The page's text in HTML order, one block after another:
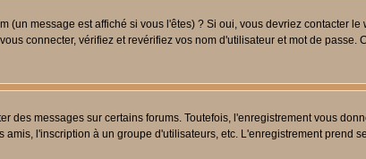
message est affiché si vous l'êtes) ? Si oui, vous devriez contacter
connecter, vérifiez et revérifiez vos nom d'utilisateur et mot de passe.
messages sur certains forums. Toutefois, l'enregistrement vous
l'inscription à un groupe d'utilisateurs, etc. L'enregistrement prend